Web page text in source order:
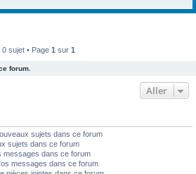
0 sujet • Page 1 sur 1
forum.
Aller
sujets dans ce forum
sujets dans ce forum
messages dans ce forum
messages dans ce forum